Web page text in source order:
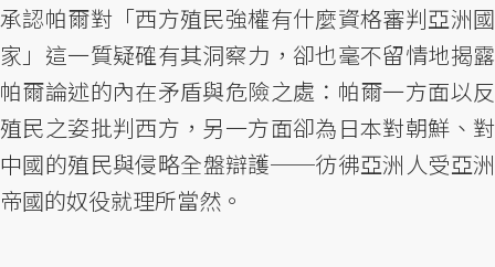
承認帕爾對「西方殖民強權有什麼資格審判亞洲國
家」這一質疑確有其洞察力，卻也毫不留情地揭露
帕爾論述的內在矛盾與危險之處：帕爾一方面以反
殖民之姿批判西方，另一方面卻為日本對朝鮮、對
中國的殖民與侵略全盤辯護──彷彿亞洲人受亞洲
帝國的奴役就理所當然。